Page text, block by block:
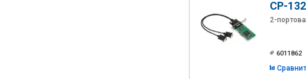
CP-
2-
6011862